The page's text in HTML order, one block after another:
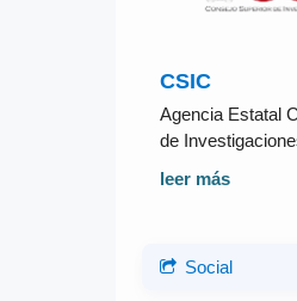
CSIC
Agencia Estatal
de
leer más
Social